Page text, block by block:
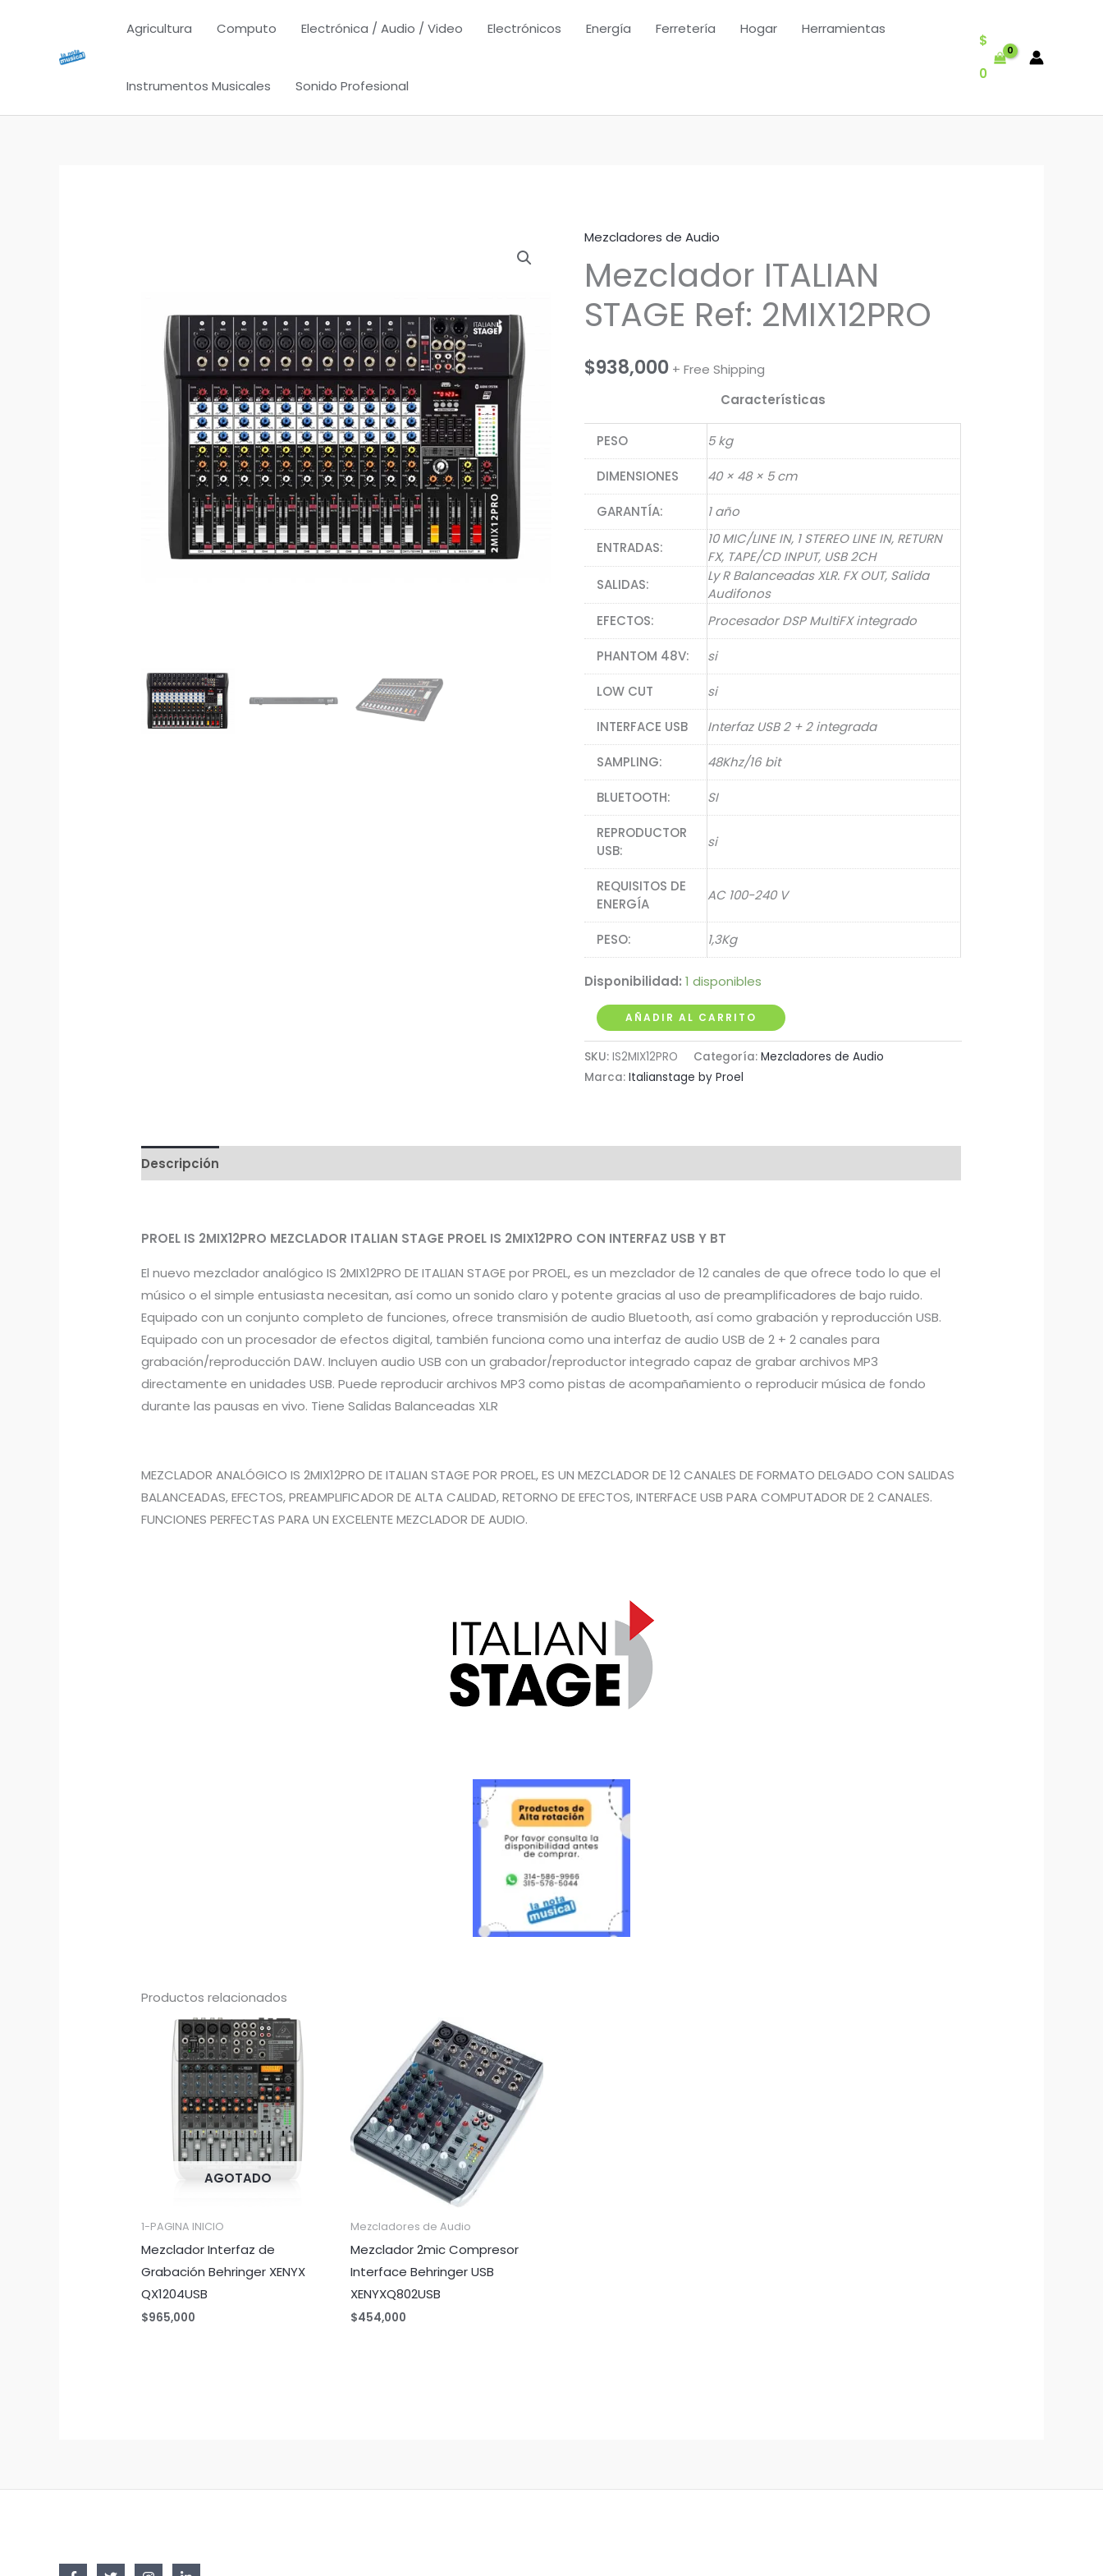
contenido
Agricultura Computo Electrónica / Audio / Video Electrónicos Energía Ferretería Hogar Herramientas
Instrumentos Musicales Sonido Profesional
$
0
Mezcladores de Audio
Mezclador ITALIAN
STAGE Ref: 2MIX12PRO
$938,000 + Free Shipping
Características
PESO 5 kg
DIMENSIONES 40 × 48 × 5 cm
GARANTÍA: 1 año
ENTRADAS:
10 MIC/LINE IN, 1 STEREO LINE IN, RETURN
FX, TAPE/CD INPUT, USB 2CH
SALIDAS:
Ly R Balanceadas XLR. FX OUT, Salida
Audifonos
EFECTOS:
Procesador DSP MultiFX integrado
PHANTOM 48V: si
LOW CUT si
INTERFACE USB Interfaz USB 2 + 2 integrada
SAMPLING: 48Khz/16 bit
BLUETOOTH: SI
REPRODUCTOR
USB:
si
REQUISITOS DE
ENERGÍA
AC 100-240 V
PESO: 1,3Kg
Disponibilidad: 1 disponibles
Mezclador
ITALIAN
STAGE
Ref:
AÑADIR AL CARRITO
SKU: IS2MIX12PRO Categoría: Mezcladores de Audio
Marca: Italianstage by Proel
Descripción
PROEL IS 2MIX12PRO MEZCLADOR ITALIAN STAGE PROEL IS 2MIX12PRO CON INTERFAZ USB Y BT
El nuevo mezclador analógico IS 2MIX12PRO DE ITALIAN STAGE por PROEL, es un mezclador de 12 canales de que ofrece todo lo que el
músico o el simple entusiasta necesitan, así como un sonido claro y potente gracias al uso de preamplificadores de bajo ruido.
Equipado con un conjunto completo de funciones, ofrece transmisión de audio Bluetooth, así como grabación y reproducción USB.
Equipado con un procesador de efectos digital, también funciona como una interfaz de audio USB de 2 + 2 canales para
grabación/reproducción DAW. Incluyen audio USB con un grabador/reproductor integrado capaz de grabar archivos MP3
directamente en unidades USB. Puede reproducir archivos MP3 como pistas de acompañamiento o reproducir música de fondo
durante las pausas en vivo. Tiene Salidas Balanceadas XLR
MEZCLADOR ANALÓGICO IS 2MIX12PRO DE ITALIAN STAGE POR PROEL, ES UN MEZCLADOR DE 12 CANALES DE FORMATO DELGADO CON SALIDAS
BALANCEADAS, EFECTOS, PREAMPLIFICADOR DE ALTA CALIDAD, RETORNO DE EFECTOS, INTERFACE USB PARA COMPUTADOR DE 2 CANALES.
FUNCIONES PERFECTAS PARA UN EXCELENTE MEZCLADOR DE AUDIO.
Productos relacionados
AGOTADO
1-PAGINA INICIO
Mezclador Interfaz de
Grabación Behringer XENYX
QX1204USB
$965,000
Mezcladores de Audio
Mezclador 2mic Compresor
Interface Behringer USB
XENYXQ802USB
$454,000